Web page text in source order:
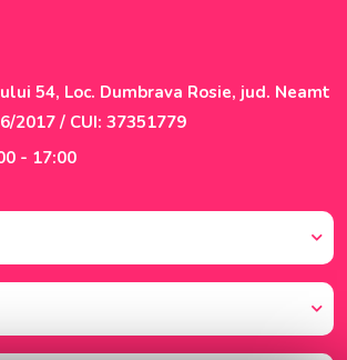
54, Loc. Dumbrava Rosie, jud. Neamt
2017 / CUI: 37351779
- 17:00